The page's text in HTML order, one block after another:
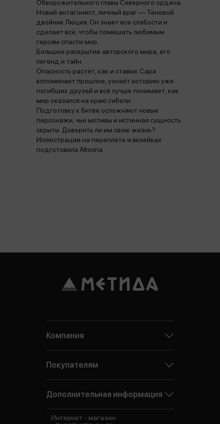
Обворожительного главы Северного ордена.
Новый антагонист, личный враг — Теневой
двойник Люция. Он знает все слабости и
сделает всё, чтобы помешать любимым
героям спасти мир.
Большее раскрытие авторского мира, его
легенд и тайн.
Опасность растёт, как и ставки. Сара
вспоминает прошлое, узнаёт историю уже
погибших друзей и всё лучше понимает, как
мир оказался на краю гибели.
Подготовку к битве осложняют новые
персонажи, чьи мотивы и истинная сущность
скрыты. Доверить ли им свою жизнь?
Иллюстрации на переплёте и вклейках
подготовила Altorina.
Компания
Покупателям
Дополнительная информация
Интернет - магазин: